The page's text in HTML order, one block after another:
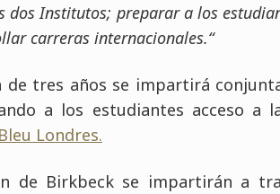
dos Institutos; preparar a los
carreras internacionales.“
de tres años se impartirá
a los estudiantes acceso a
Londres.
de Birkbeck se impartirán a